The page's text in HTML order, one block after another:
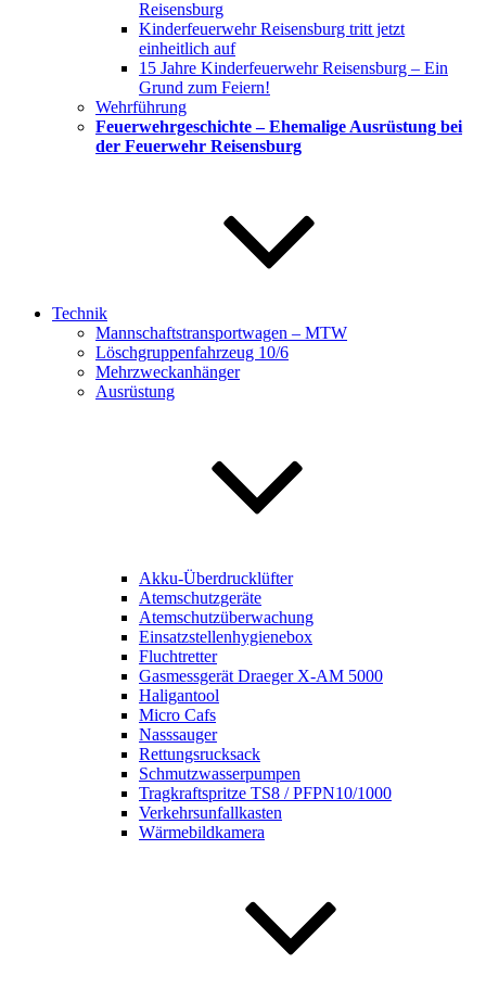
Reisensburg
Kinderfeuerwehr Reisensburg tritt jetzt
einheitlich auf
15 Jahre Kinderfeuerwehr Reisensburg – Ein
Grund zum Feiern!
Wehrführung
Feuerwehrgeschichte – Ehemalige Ausrüstung bei
der Feuerwehr Reisensburg
Technik
Mannschaftstransportwagen – MTW
Löschgruppenfahrzeug 10/6
Mehrzweckanhänger
Ausrüstung
Akku-Überdrucklüfter
Atemschutzgeräte
Atemschutzüberwachung
Einsatzstellenhygienebox
Fluchtretter
Gasmessgerät Draeger X-AM 5000
Haligantool
Micro Cafs
Nasssauger
Rettungsrucksack
Schmutzwasserpumpen
Tragkraftspritze TS8 / PFPN10/1000
Verkehrsunfallkasten
Wärmebildkamera